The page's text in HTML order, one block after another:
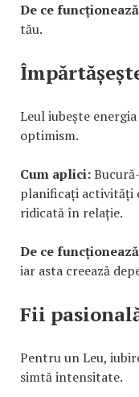
De ce
tău.
Leul iubește
optimism.
Cum aplici:
planificați activități
ridicată în relație.
De ce
iar asta creează
Fii
Pentru un Leu,
simtă intensitate.